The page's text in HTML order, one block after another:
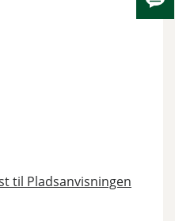
til Pladsanvisningen